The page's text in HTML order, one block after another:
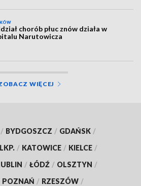
chorób płuc znów działa w
Narutowicza
WIĘCEJ
/ BYDGOSZCZ / GDAŃSK /
/ KATOWICE / KIELCE /
/ ŁÓDŹ / OLSZTYN /
POZNAŃ / RZESZÓW /